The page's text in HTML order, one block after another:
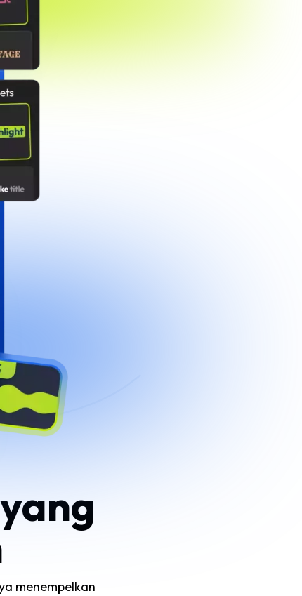
menempelkan